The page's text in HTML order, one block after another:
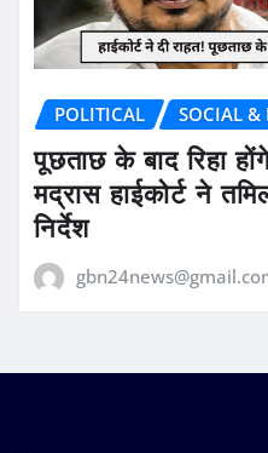
POLITICAL SOCIAL &
पूछताछ के बाद रिहा
मद्रास हाईकोर्ट ने
निर्देश